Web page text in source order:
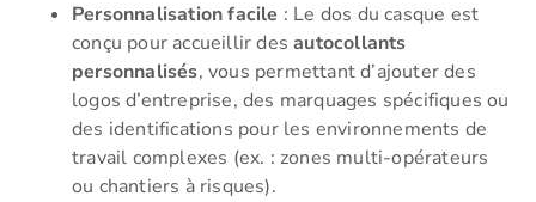
Personnalisation facile : Le dos du casque est
conçu pour accueillir desautocollants
personnalisés, vous permettant d’ajouter des
logos d’entreprise, des marquages spécifiques ou
des identifications pour les environnements de
travail complexes (ex. : zones multi-opérateurs
ou chantiers à risques).